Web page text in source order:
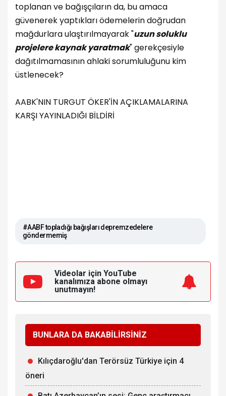
toplanan ve bağışçıların da, bu amaca
güvenerek yaptıkları ödemelerin doğrudan
mağdurlara ulaştırılmayarak "uzun soluklu
projelere kaynak yaratmak" gerekçesiyle
dağıtılmamasının ahlaki sorumluluğunu kim
üstlenecek?
AABK'NIN TURGUT ÖKER'İN AÇIKLAMALARINA
KARŞI YAYINLADIĞI BİLDİRİ
#AABF topladığı bağışları depremzedelere
göndermemiş
Videolar için YouTube
kanalımıza abone olmayı
unutmayın!
BUNLARA DA BAKABİLİRSİNİZ
Kılıçdaroğlu'dan Terörsüz Türkiye için 4
öneri